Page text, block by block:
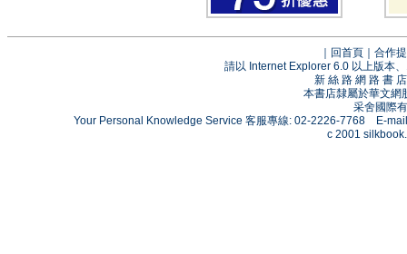
回首頁
合作
請以 Internet Explorer 6.0 以上版本
新 絲 路 網 路 書
本書店隸屬於華文網
采舍國際
Your Personal Knowledge Service 客服專線: 02-2226-7768 E-
c 2001